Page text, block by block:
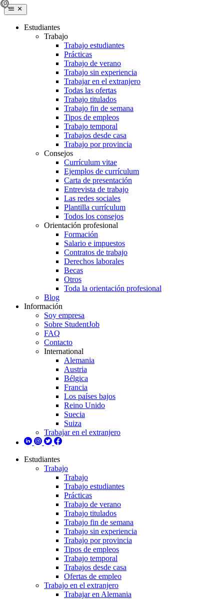
Estudiantes
Trabajo
Trabajo estudiantes
Prácticas
Trabajo de verano
Trabajo sin experiencia
Trabajar en el extranjero
Todas las ofertas
Trabajo titulados
Trabajo fin de semana
Tipos de empleos
Trabajo temporal
Trabajos desde casa
Trabajo por provincia
Consejos
Currículum vitae
Ejemplos de currículum
Carta de presentación
Entrevista de trabajo
Las redes sociales
Plantilla currículum
Todos los consejos
Orientación profesional
Formación
Salario e impuestos
Contratos de trabajo
Derechos laborales
Becas
Otros
Toda la orientación profesional
Blog
Información
Soy empresa
Sobre StudentJob
FAQ
Contacto
International
Alemania
Austria
Bélgica
Francia
Los países bajos
Reino Unido
Suecia
Suiza
Trabajar en el extranjero
Estudiantes
Trabajo
Trabajo
Trabajo estudiantes
Prácticas
Trabajo de verano
Trabajo titulados
Trabajo fin de semana
Trabajo sin experiencia
Trabajo por provincia
Tipos de empleos
Trabajo temporal
Trabajos desde casa
Ofertas de empleo
Trabajo en el extranjero
Trabajar en Alemania